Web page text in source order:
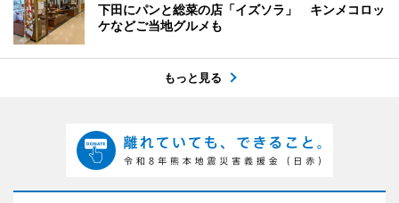
下田にパンと総菜の店「イズソラ」 キンメコロッ
ケなどご当地グルメも
もっと見る